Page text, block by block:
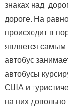
знаках над
дороге. На
происходит в
является самым
автобус
автобусы
США и
на них довольно